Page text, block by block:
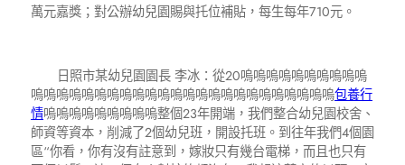
萬元嘉獎；對公辦幼兒園賜與托位補貼，每生每年710元。
日照市某幼兒園園長 李冰：從20嗚嗚嗚嗚嗚嗚嗚嗚嗚嗚
嗚嗚嗚嗚嗚嗚嗚嗚嗚嗚嗚嗚嗚嗚嗚嗚嗚嗚嗚嗚嗚嗚嗚嗚包養行
情嗚嗚嗚嗚嗚嗚嗚嗚嗚整個23年開端，我們整合幼兒園校舍、
師資等資本，削減了2個幼兒班，開設托班。到往年我們4個園
區“你看，你有沒有註意到，嫁妝只有幾台電梯，而且也只有